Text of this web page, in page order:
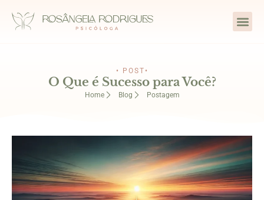
• POST•
O Que é Sucesso para Você?
Home Blog Postagem